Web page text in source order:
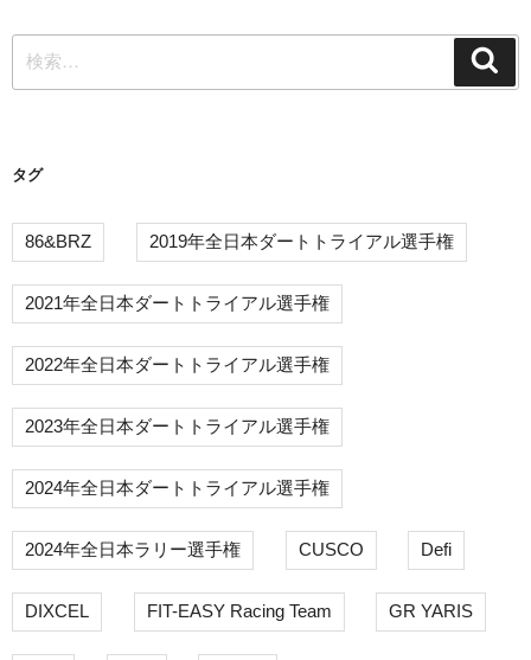
シ
ョ
索:
タグ
86&BRZ 2019年全日本ダートトライアル選手権
2021年全日本ダートトライアル選手権
2022年全日本ダートトライアル選手権
2023年全日本ダートトライアル選手権
2024年全日本ダートトライアル選手権
2024年全日本ラリー選手権 CUSCO Defi
DIXCEL FIT-EASY Racing Team GR YARIS